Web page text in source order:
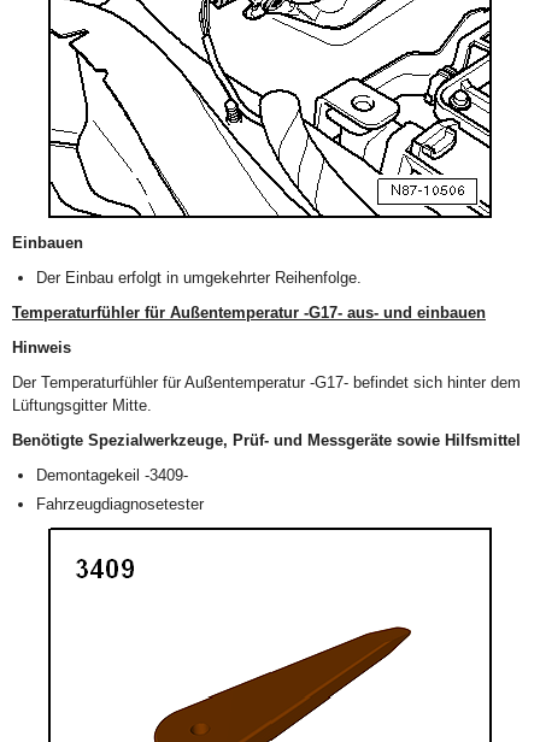
Einbauen
Der Einbau erfolgt in umgekehrter Reihenfolge.
Temperaturfühler für Außentemperatur -G17- aus- und einbauen
Hinweis
Der Temperaturfühler für Außentemperatur -G17- befindet sich hinter dem
Lüftungsgitter Mitte.
Benötigte Spezialwerkzeuge, Prüf- und Messgeräte sowie Hilfsmittel
Demontagekeil -3409-
Fahrzeugdiagnosetester